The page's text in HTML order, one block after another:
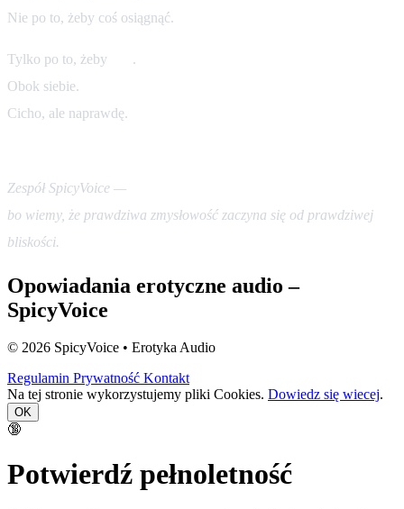
Nie po to, żeby coś osiągnąć.
Tylko po to, żeby
.
Obok siebie.
Cicho, ale naprawdę.
Zespół SpicyVoice —
bo wiemy, że prawdziwa zmysłowość zaczyna się od prawdziwej
bliskości.
Opowiadania erotyczne audio –
SpicyVoice
© 2026 SpicyVoice • Erotyka Audio
Regulamin Prywatność Kontakt
Na tej stronie wykorzystujemy pliki Cookies. Dowiedz się wiecej.
OK
🔞
Potwierdź pełnoletność